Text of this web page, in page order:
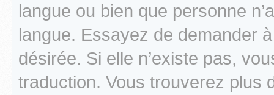
langue ou bien que personne
langue. Essayez de demander
désirée. Si elle n’existe pas,
traduction. Vous trouverez plus